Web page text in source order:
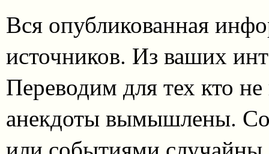
Вся опубликованная
источников. Из ваших
Переводим для тех кто
анекдоты вымышлены.